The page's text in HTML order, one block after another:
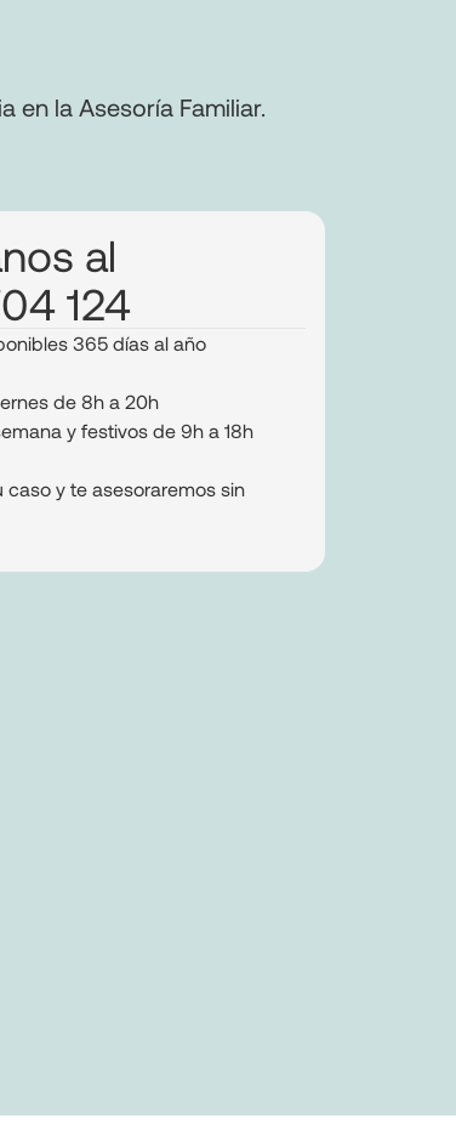
en la Asesoría Familiar.
al
124
365 días al año
de 8h a 20h
y festivos de 9h a 18h
caso y te asesoraremos sin